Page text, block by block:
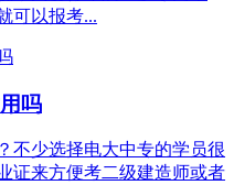
可以报考...
吗
不少选择电大中专的学员很
证来方便考二级建造师或者